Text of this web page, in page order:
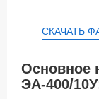
СКАЧАТЬ
Основное
ЭА-400/